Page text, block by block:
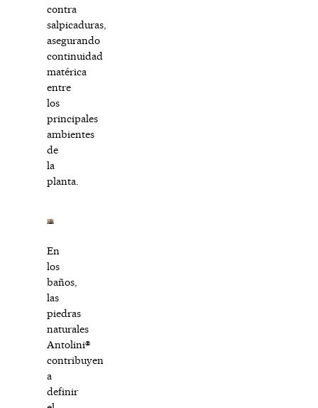
contra
salpicaduras,
asegurando
continuidad
matérica
entre
los
principales
ambientes
de
la
planta.
En
los
baños,
las
piedras
naturales
Antolini®
contribuyen
a
definir